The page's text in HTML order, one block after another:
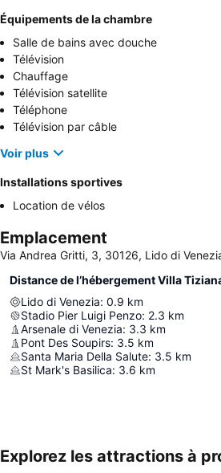
Équipements de la chambre
Salle de bains avec douche
Télévision
Chauffage
Télévision satellite
Téléphone
Télévision par câble
Voir plus
Installations sportives
Location de vélos
Emplacement
Via Andrea Gritti, 3, 30126, Lido di
Distance de l’hébergement Villa
Lido di Venezia: 0.9 km
Stadio Pier Luigi Penzo: 2.3 km
Arsenale di Venezia: 3.3 km
Pont Des Soupirs: 3.5 km
Santa Maria Della Salute: 3.5 km
St Mark's Basilica: 3.6 km
Explorez les attractions à